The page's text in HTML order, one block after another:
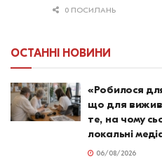
0 ПОСИЛАНЬ
ОСТАННІ НОВИНИ
«Робилося
що для
те, на чому
локальні
06/08/2026